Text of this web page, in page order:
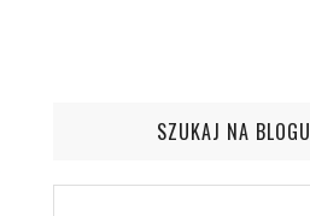
SZUKAJ NA BLOGU